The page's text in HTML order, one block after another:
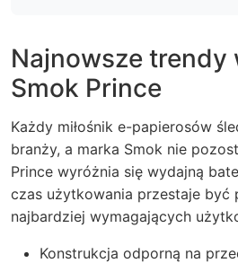
Najnowsze trendy
Smok Prince
Każdy miłośnik e-papierosów
branży, a marka Smok nie
Prince wyróżnia się wydajną
czas użytkowania przestaje być
najbardziej wymagających
Konstrukcja odporną na